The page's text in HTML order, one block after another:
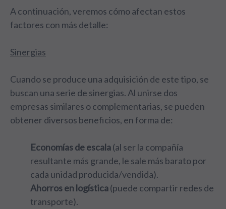
A continuación, veremos cómo afectan estos
factores con más detalle:
Sinergias
Cuando se produce una adquisición de este tipo, se
buscan una serie de sinergias. Al unirse dos
empresas similares o complementarias, se pueden
obtener diversos beneficios, en forma de:
Economías de escala(al ser la compañía
resultante más grande, le sale más barato por
cada unidad producida/vendida).
Ahorros en logística(puede compartir redes de
transporte).